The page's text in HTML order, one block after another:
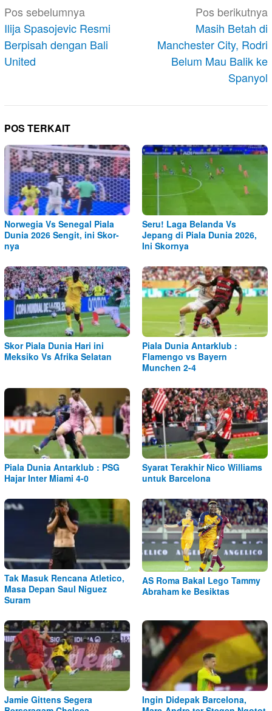
Navigasi
pos
Pos sebelumnya
Ilija Spasojevic Resmi
Berpisah dengan Bali
United
Pos berikutnya
Masih Betah di
Manchester City, Rodri
Belum Mau Balik ke
Spanyol
POS TERKAIT
Norwegia Vs Senegal Piala
Dunia 2026 Sengit, ini Skor-
nya
Seru! Laga Belanda Vs
Jepang di Piala Dunia 2026,
Ini Skornya
Skor Piala Dunia Hari ini
Meksiko Vs Afrika Selatan
Piala Dunia Antarklub :
Flamengo vs Bayern
Munchen 2-4
Piala Dunia Antarklub : PSG
Hajar Inter Miami 4-0
Syarat Terakhir Nico Williams
untuk Barcelona
Tak Masuk Rencana Atletico,
Masa Depan Saul Niguez
Suram
AS Roma Bakal Lego Tammy
Abraham ke Besiktas
Jamie Gittens Segera
Ingin Didepak Barcelona,